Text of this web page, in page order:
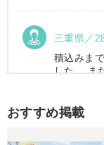
三重県／
積込みま
した。 ま
おすすめ掲載